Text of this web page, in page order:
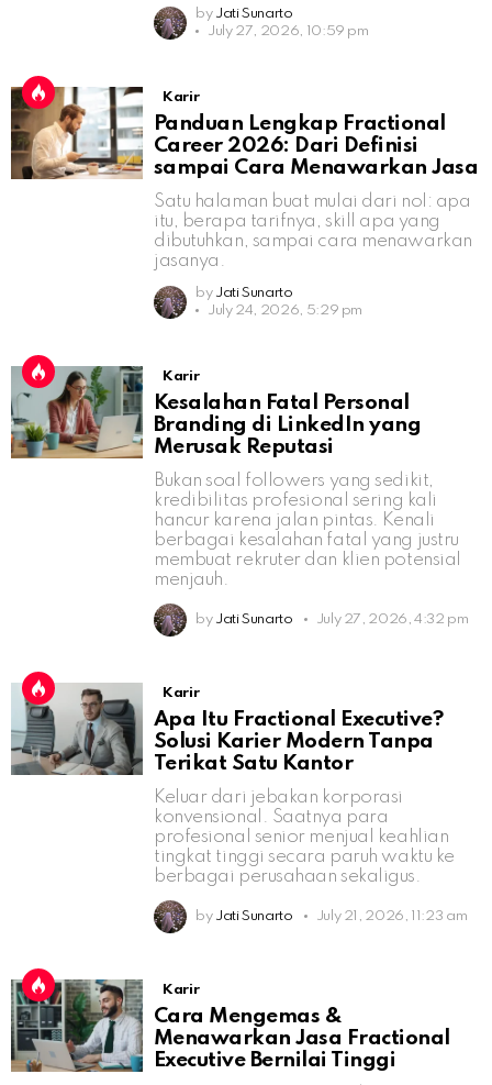
by Jati Sunarto
July 27, 2026, 10:59 pm
Karir
Panduan Lengkap Fractional
Career 2026: Dari Definisi
sampai Cara Menawarkan Jasa
Satu halaman buat mulai dari nol: apa
itu, berapa tarifnya, skill apa yang
dibutuhkan, sampai cara menawarkan
jasanya.
by Jati Sunarto
July 24, 2026, 5:29 pm
Karir
Kesalahan Fatal Personal
Branding di LinkedIn yang
Merusak Reputasi
Bukan soal followers yang sedikit,
kredibilitas profesional sering kali
hancur karena jalan pintas. Kenali
berbagai kesalahan fatal yang justru
membuat rekruter dan klien potensial
menjauh.
by Jati Sunarto July 27, 2026, 4:32 pm
Karir
Apa Itu Fractional Executive?
Solusi Karier Modern Tanpa
Terikat Satu Kantor
Keluar dari jebakan korporasi
konvensional. Saatnya para
profesional senior menjual keahlian
tingkat tinggi secara paruh waktu ke
berbagai perusahaan sekaligus.
by Jati Sunarto July 21, 2026, 11:23 am
Karir
Cara Mengemas &
Menawarkan Jasa Fractional
Executive Bernilai Tinggi